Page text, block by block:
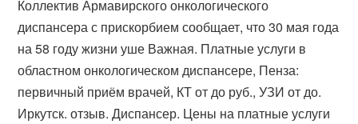
Коллектив Армавирского онкологического
диспансера с прискорбием сообщает, что 30 мая года
на 58 году жизни уше Важная. Платные услуги в
областном онкологическом диспансере, Пенза:
первичный приём врачей, КТ от до руб., УЗИ от до.
Иркутск. отзыв. Диспансер. Цены на платные услуги